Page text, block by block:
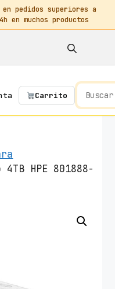
en pedidos superiores a
muchos productos
Carrito
HPE 801888-